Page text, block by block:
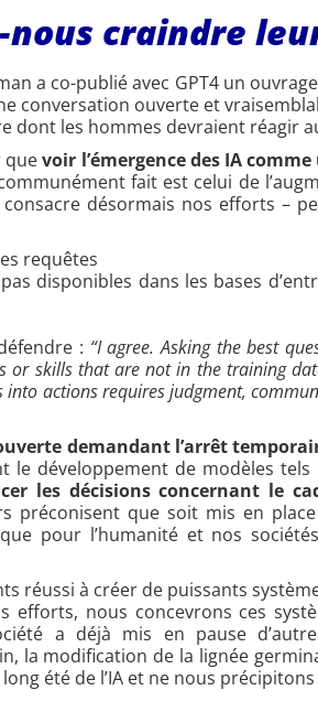
nous craindre
a co-publié avec GPT4 un
conversation ouverte et
dont les hommes devraient réagir
quevoir l’émergence des IA
fait est celui de
désormais nos efforts –
requêtes
disponibles dans les bases
: “I agree. Asking the best
or skills that are not in the training
actions requires judgment,
demandant l’arrêt
développement de modèles tels
les décisions concernant le
préconisent que soit mis en
pour l’humanité et nos
réussi à créer de puissants
efforts, nous concevrons ces
a déjà mis en pause
la modification de la lignée
été de l’IA et ne nous